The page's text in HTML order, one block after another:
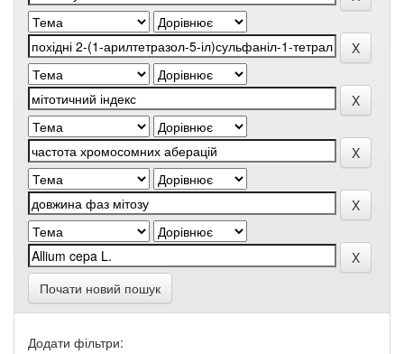
Почати новий пошук
Додати фільтри: